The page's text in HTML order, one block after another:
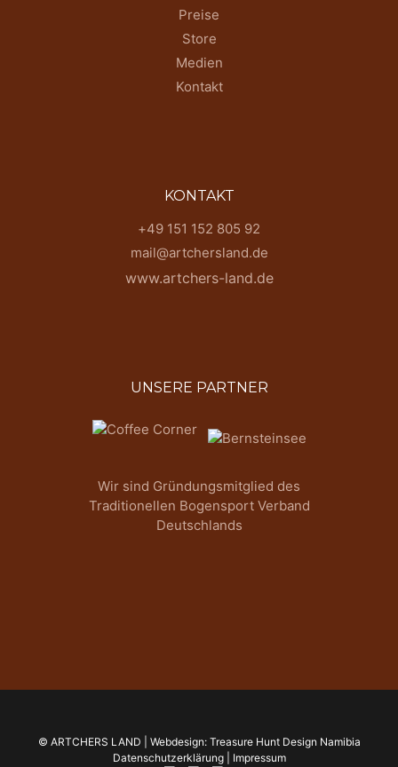
Preise
Store
Medien
Kontakt
KONTAKT
+49 151 152 805 92
mail@artchersland.de
www.artchers-land.de
UNSERE PARTNER
Wir sind Gründungsmitglied des
Traditionellen Bogensport Verband
Deutschlands
© ARTCHERS LAND | Webdesign: Treasure Hunt Design Namibia
Datenschutzerklärung| Impressum